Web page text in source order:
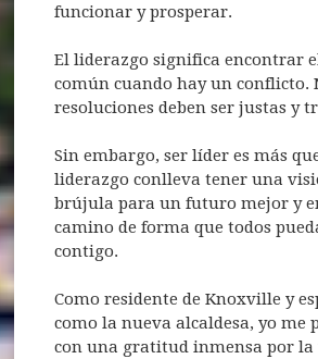
funcionar y prosperar.
El liderazgo significa encontrar
común cuando hay un conflicto.
resoluciones deben ser justas y
Sin embargo, ser líder es más
liderazgo conlleva tener una
brújula para un futuro mejor y
camino de forma que todos
contigo.
Como residente de Knoxville y
como la nueva alcaldesa, yo me
con una gratitud inmensa por la